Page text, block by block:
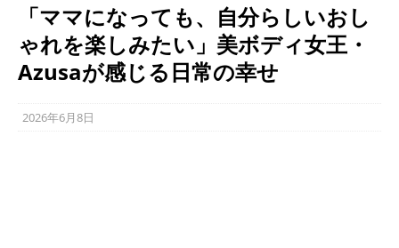
「ママになっても、自分らしいおし
ゃれを楽しみたい」美ボディ女王・
Azusaが感じる日常の幸せ
2026年6月8日